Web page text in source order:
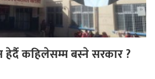
कहिलेसम्म बस्ने सरकार ?